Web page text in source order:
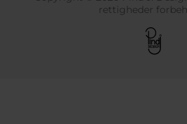
rettigheder